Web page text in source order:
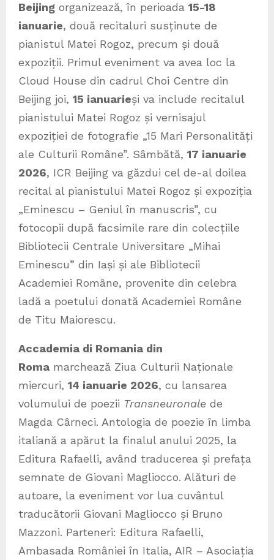
Beijing organizează, în perioada 15-18
ianuarie, două recitaluri susținute de
pianistul Matei Rogoz, precum și două
expoziții. Primul eveniment va avea loc la
Cloud House din cadrul Choi Centre din
Beijing joi, 15 ianuarieși va include recitalul
pianistului Matei Rogoz și vernisajul
expoziției de fotografie „15 Mari Personalități
ale Culturii Române”. Sâmbătă, 17 ianuarie
2026, ICR Beijing va găzdui cel de-al doilea
recital al pianistului Matei Rogoz și expoziția
„Eminescu – Geniul în manuscris”, cu
fotocopii după facsimile rare din colecțiile
Bibliotecii Centrale Universitare „Mihai
Eminescu” din Iași și ale Bibliotecii
Academiei Române, provenite din celebra
ladă a poetului donată Academiei Române
de Titu Maiorescu.
Accademia di Romania din
Roma marchează Ziua Culturii Naționale
miercuri, 14 ianuarie 2026, cu lansarea
volumului de poezii Transneuronale de
Magda Cârneci. Antologia de poezie în limba
italiană a apărut la finalul anului 2025, la
Editura Rafaelli, având traducerea și prefața
semnate de Giovani Magliocco. Alături de
autoare, la eveniment vor lua cuvântul
traducătorii Giovani Magliocco și Bruno
Mazzoni. Parteneri: Editura Rafaelli,
Ambasada României în Italia, AIR – Asociația